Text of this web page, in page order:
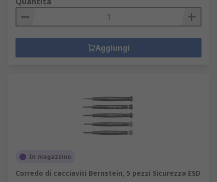
Aggiungi
In magazzino
Corredo di cacciaviti Bernstein, 5 pezzi Sicurezza ESD